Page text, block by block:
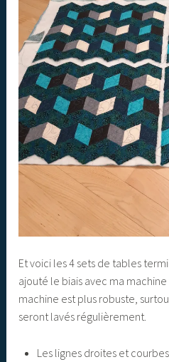
Et voici les 4 sets de tables
ajouté le biais avec ma
machine est plus robuste,
seront lavés régulièrement.
Les lignes droites et